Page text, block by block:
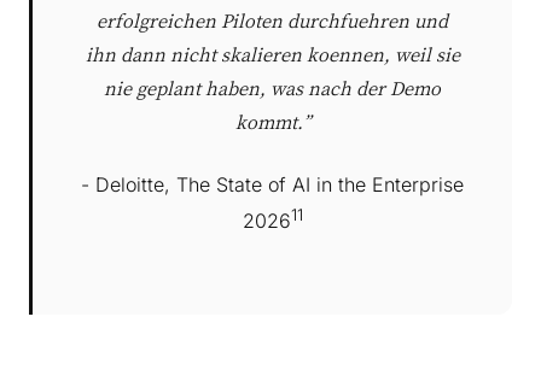
erfolgreichen Piloten durchfuehren und
ihn dann nicht skalieren koennen, weil sie
nie geplant haben, was nach der Demo
kommt.”
- Deloitte, The State of AI in the Enterprise
202611